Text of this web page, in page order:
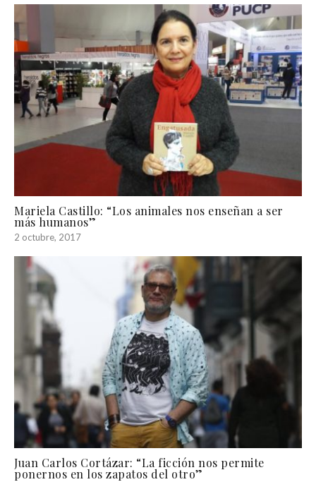
Mariela Castillo: “Los animales nos enseñan a ser
más humanos”
2 octubre, 2017
Juan Carlos Cortázar: “La ficción nos permite
ponernos en los zapatos del otro”